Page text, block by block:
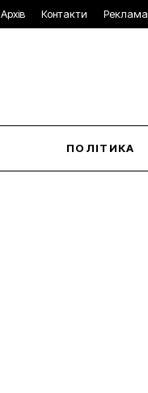
Архів Контакти Реклама
ПОЛІТИКА